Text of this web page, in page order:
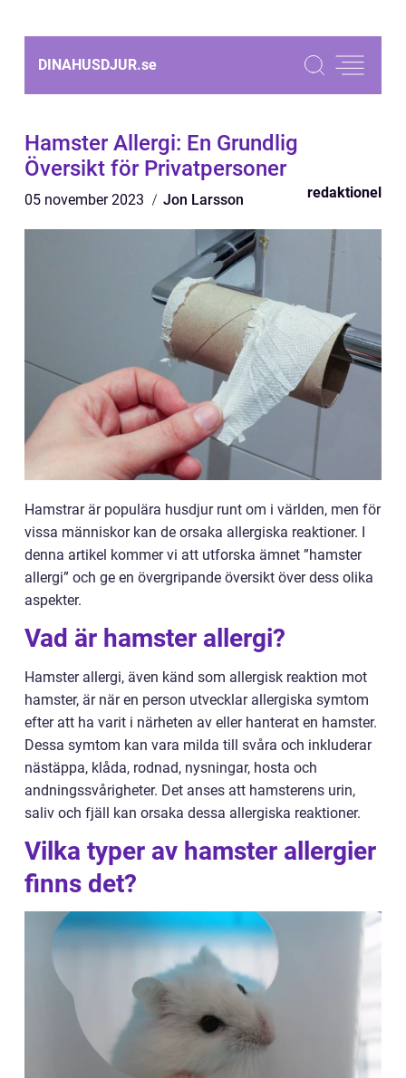
DINAHUSDJUR.se
Hamster Allergi: En Grundlig
Översikt för Privatpersoner
05 november 2023 Jon Larsson redaktionel
Hamstrar är populära husdjur runt om i världen, men för
vissa människor kan de orsaka allergiska reaktioner. I
denna artikel kommer vi att utforska ämnet ”hamster
allergi” och ge en övergripande översikt över dess olika
aspekter.
Vad är hamster allergi?
Hamster allergi, även känd som allergisk reaktion mot
hamster, är när en person utvecklar allergiska symtom
efter att ha varit i närheten av eller hanterat en hamster.
Dessa symtom kan vara milda till svåra och inkluderar
nästäppa, klåda, rodnad, nysningar, hosta och
andningssvårigheter. Det anses att hamsterens urin,
saliv och fjäll kan orsaka dessa allergiska reaktioner.
Vilka typer av hamster allergier
finns det?